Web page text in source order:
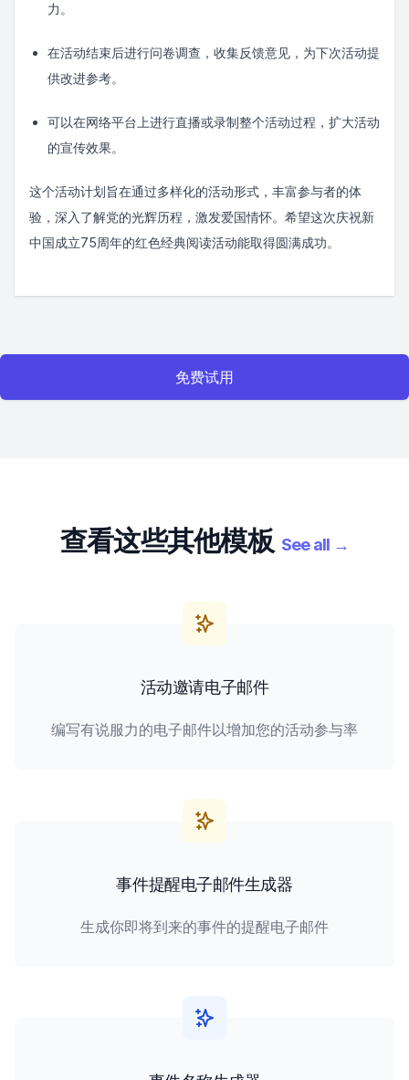
力。
在活动结束后进行问卷调查，收集反馈意见，为下次活动提
供改进参考。
可以在网络平台上进行直播或录制整个活动过程，扩大活动
的宣传效果。
这个活动计划旨在通过多样化的活动形式，丰富参与者的体
验，深入了解党的光辉历程，激发爱国情怀。希望这次庆祝新
中国成立75周年的红色经典阅读活动能取得圆满成功。
免费试用
查看这些其他模板 See all →
活动邀请电子邮件
编写有说服力的电子邮件以增加您的活动参与率
事件提醒电子邮件生成器
生成你即将到来的事件的提醒电子邮件